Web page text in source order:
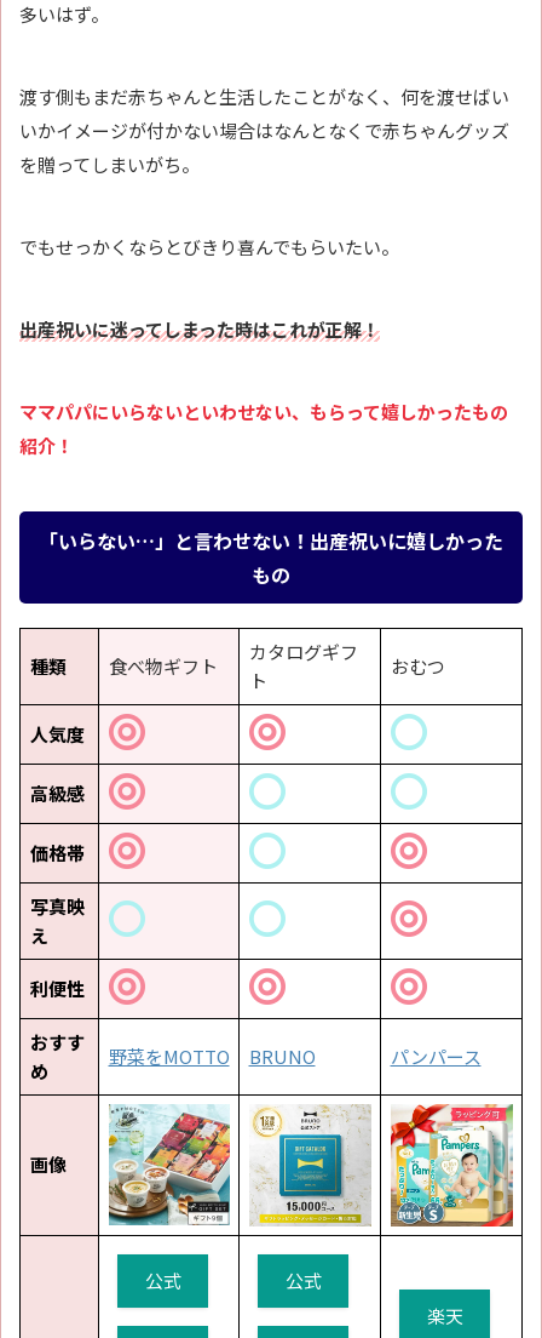
多いはず。
渡す側もまだ赤ちゃんと生活したことがなく、何を渡せばい
いかイメージが付かない場合はなんとなくで赤ちゃんグッズ
を贈ってしまいがち。
でもせっかくならとびきり喜んでもらいたい。
出産祝いに迷ってしまった時はこれが正解！
ママパパにいらないといわせない、もらって嬉しかったもの
紹介！
「いらない…」と言わせない！出産祝いに嬉しかった
もの
種類 食べ物ギフト
カタログギフ
ト
おむつ
人気度
高級感
価格帯
写真映
え
利便性
おすす
め
野菜をMOTTO BRUNO パンパース
画像
公式 公式
楽天